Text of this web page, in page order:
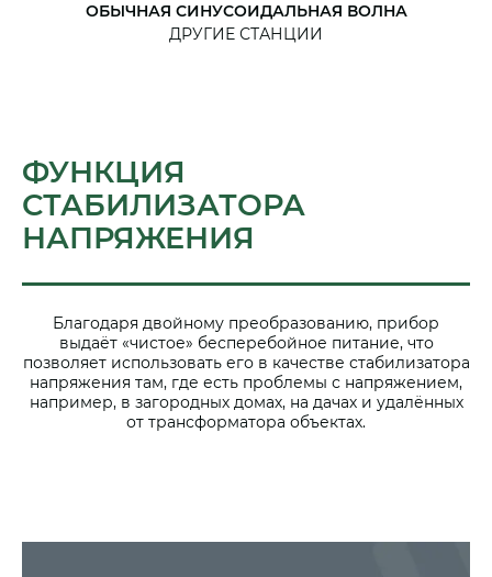
ОБЫЧНАЯ СИНУСОИДАЛЬНАЯ ВОЛНА
ДРУГИЕ СТАНЦИИ
ФУНКЦИЯ
СТАБИЛИЗАТОРА
НАПРЯЖЕНИЯ
Благодаря двойному преобразованию, прибор
выдаёт «чистое» бесперебойное питание, что
позволяет использовать его в качестве стабилизатора
напряжения там, где есть проблемы с напряжением,
например, в загородных домах, на дачах и удалённых
от трансформатора объектах.